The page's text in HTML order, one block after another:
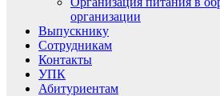
организации
Выпускнику
Сотрудникам
Контакты
УПК
Абитуриентам